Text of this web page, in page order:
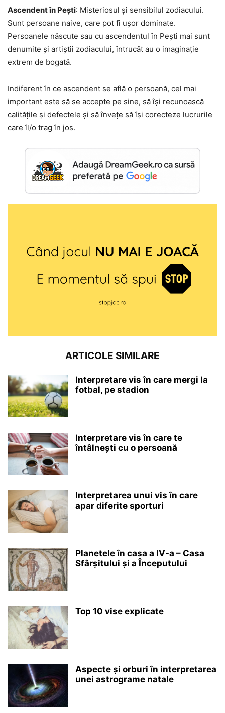
Ascendent în Pești: Misteriosul și sensibilul zodiacului.
Sunt persoane naive, care pot fi ușor dominate.
Persoanele născute sau cu ascendentul în Pești mai sunt
denumite și artiștii zodiacului, întrucât au o imaginație
extrem de bogată.
Indiferent în ce ascendent se află o persoană, cel mai
important este să se accepte pe sine, să își recunoască
calitățile și defectele și să învețe să își corecteze lucrurile
care îl/o trag în jos.
ARTICOLE SIMILARE
Interpretare vis în care mergi la
fotbal, pe stadion
Interpretare vis în care te
întâlnești cu o persoană
Interpretarea unui vis în care
apar diferite sporturi
Planetele în casa a IV-a – Casa
Sfârșitului și a Începutului
Top 10 vise explicate
Aspecte și orburi în interpretarea
unei astrograme natale